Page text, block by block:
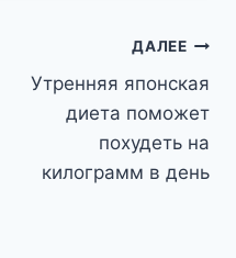
ДАЛЕЕ
Утренняя японская
диета поможет
похудеть на
килограмм в день